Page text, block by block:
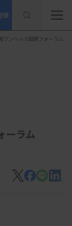
録
ワンヘルス国際フォーラム
ーラム